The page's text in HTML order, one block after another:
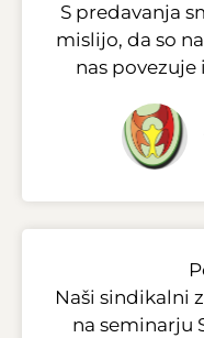
S predavanja
mislijo, da so
nas
Naši sindikalni
na seminarju